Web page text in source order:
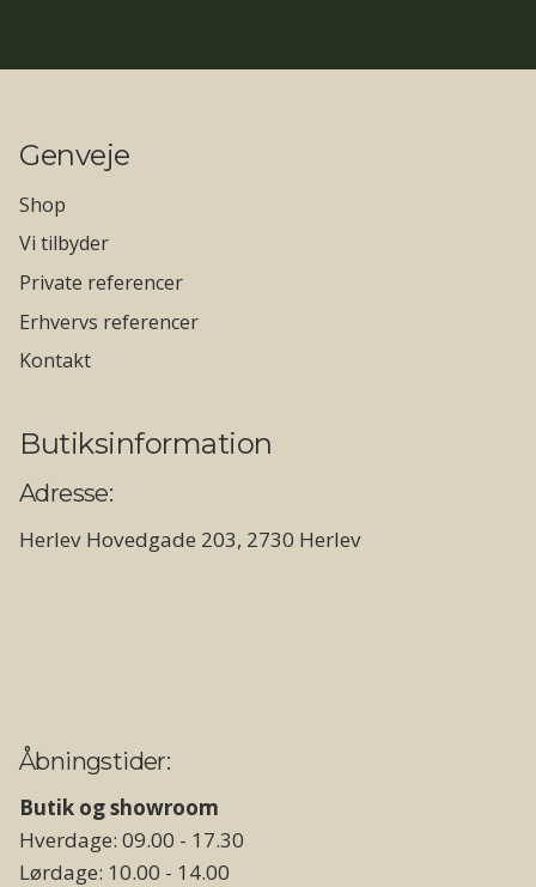
Genveje
Shop
Vi tilbyder
Private referencer
Erhvervs referencer
Kontakt
Butiksinformation
Adresse:
Herlev Hovedgade 203, 2730 Herlev
Åbningstider:
Butik og showroom
Hverdage: 09.00 - 17.30
Lørdage: 10.00 - 14.00